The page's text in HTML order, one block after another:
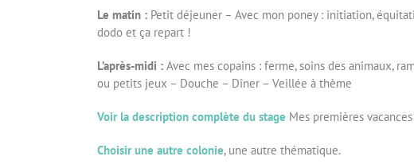
Le matin : Petit déjeuner – Avec mon poney : initiation,
dodo et ça repart !
L’après-midi :Avec mes copains : ferme, soins des animaux,
ou petits jeux – Douche – Dîner – Veillée à thème
Voir la description complète du stage Mes premières
Choisir une autre colonie, une autre thématique.